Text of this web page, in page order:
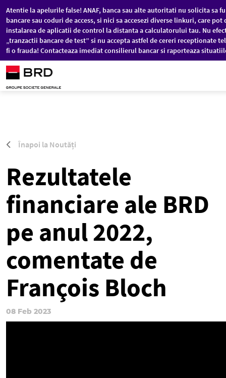
Sari la conținutul principal
Atentie la apelurile false! ANAF, banca sau alte autoritati nu solicita sa
bancare sau coduri de access, si nici sa accesezi diverse linkuri, care pot
instalarea de aplicatii de control la distanta a calculatorului tau. Nu
„tranzactii bancare de test” si nu accepta astfel de cereri receptionate
fi o frauda! Contacteaza imediat consilierul bancar si raporteaza
Înapoi la Noutăți
Rezultatele
financiare ale BRD
pe anul 2022,
comentate de
François Bloch
08 Feb 2023